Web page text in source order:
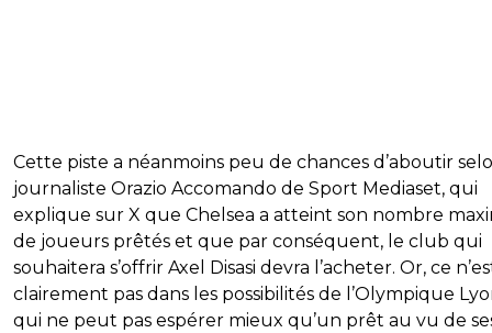
Cette piste a néanmoins peu de chances d’aboutir
journaliste Orazio Accomando de Sport Mediaset, qui
explique sur X que Chelsea a atteint son nombre
de joueurs prêtés et que par conséquent, le club qui
souhaitera s’offrir Axel Disasi devra l’acheter. Or, ce
clairement pas dans les possibilités de l’Olympique
qui ne peut pas espérer mieux qu’un prêt au vu de